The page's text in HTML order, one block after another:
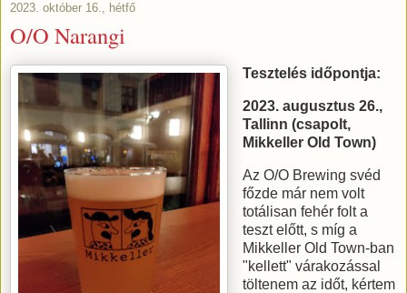
2023. október 16., hétfő
O/O Narangi
Tesztelés időpontja:
2023. augusztus 26.,
Tallinn (csapolt,
Mikkeller Old Town)
Az O/O Brewing svéd
főzde már nem volt
totálisan fehér folt a
teszt előtt, s míg a
Mikkeller Old Town-ban
"kellett" várakozással
töltenem az időt, kértem